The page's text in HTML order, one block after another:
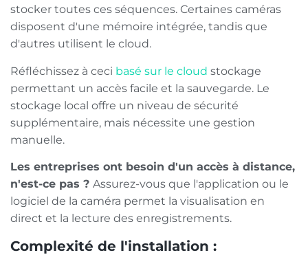
stocker toutes ces séquences. Certaines caméras
disposent d'une mémoire intégrée, tandis que
d'autres utilisent le cloud.
Réfléchissez à ceci basé sur le cloud stockage
permettant un accès facile et la sauvegarde. Le
stockage local offre un niveau de sécurité
supplémentaire, mais nécessite une gestion
manuelle.
Les entreprises ont besoin d'un accès à distance,
n'est-ce pas ? Assurez-vous que l'application ou le
logiciel de la caméra permet la visualisation en
direct et la lecture des enregistrements.
Complexité de l'installation :